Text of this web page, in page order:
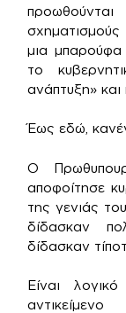
προωθούνται
μια μπαρούφα
το
ανάπτυξη»
Έως εδώ,
Ο
αποφοίτησε
της γενιάς
δίδασκαν
δίδασκαν
Είναι